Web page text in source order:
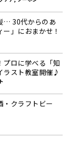
… 30代からのあ
」におまかせ！
プロに学べる「知
ラスト教室開催♪
クラフトビー